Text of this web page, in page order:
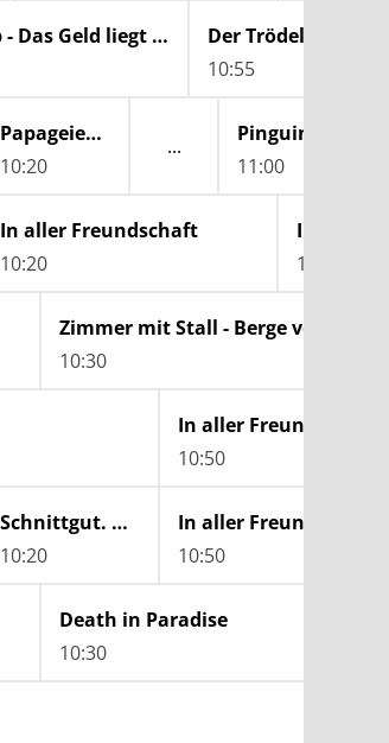
Der Trödeltrupp - Das Geld liegt im Keller
10:55
Papageien, Palmen & Co.
10:20
Pinguin, Löwe
11:00
In aller Freundschaft
10:20
11:10
Zimmer mit Stall - Berge versetzen
10:30
10:50
Schnittgut. Alles aus dem Garten
10:20
In aller Freundschaft
10:50
Death in Paradise
10:30